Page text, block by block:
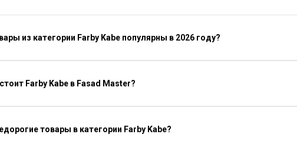
из категории Farby Kabe популярны в 2026 году?
Farby Kabe в Fasad Master?
товары в категории Farby Kabe?